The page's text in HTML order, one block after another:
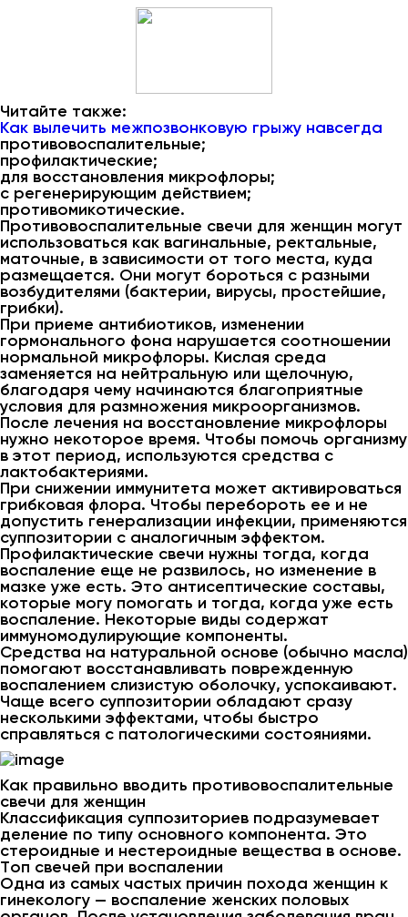
Читайте также:
Как вылечить межпозвонковую грыжу навсегда
противовоспалительные;
профилактические;
для восстановления микрофлоры;
с регенерирующим действием;
противомикотические.
Противовоспалительные свечи для женщин могут
использоваться как вагинальные, ректальные,
маточные, в зависимости от того места, куда
размещается. Они могут бороться с разными
возбудителями (бактерии, вирусы, простейшие,
грибки).
При приеме антибиотиков, изменении
гормонального фона нарушается соотношении
нормальной микрофлоры. Кислая среда
заменяется на нейтральную или щелочную,
благодаря чему начинаются благоприятные
условия для размножения микроорганизмов.
После лечения на восстановление микрофлоры
нужно некоторое время. Чтобы помочь организму
в этот период, используются средства с
лактобактериями.
При снижении иммунитета может активироваться
грибковая флора. Чтобы перебороть ее и не
допустить генерализации инфекции, применяются
суппозитории с аналогичным эффектом.
Профилактические свечи нужны тогда, когда
воспаление еще не развилось, но изменение в
мазке уже есть. Это антисептические составы,
которые могу помогать и тогда, когда уже есть
воспаление. Некоторые виды содержат
иммуномодулирующие компоненты.
Средства на натуральной основе (обычно масла)
помогают восстанавливать поврежденную
воспалением слизистую оболочку, успокаивают.
Чаще всего суппозитории обладают сразу
несколькими эффектами, чтобы быстро
справляться с патологическими состояниями.
Как правильно вводить противовоспалительные
свечи для женщин
Классификация суппозиториев подразумевает
деление по типу основного компонента. Это
стероидные и нестероидные вещества в основе.
Топ свечей при воспалении
Одна из самых частых причин похода женщин к
гинекологу — воспаление женских половых